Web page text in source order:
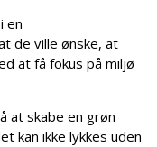
en
de ville ønske, at
at få fokus på miljø
at skabe en grøn
kan ikke lykkes uden